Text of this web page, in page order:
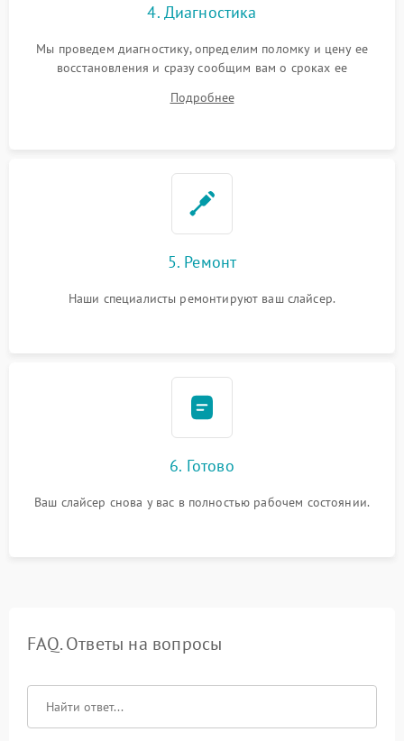
4. Диагностика
Мы проведем диагностику, определим поломку и цену ее
восстановления и сразу сообщим вам о сроках ее
Подробнее
5. Ремонт
Наши специалисты ремонтируют ваш слайсер.
6. Готово
Ваш слайсер снова у вас в полностью рабочем состоянии.
FAQ. Ответы на вопросы